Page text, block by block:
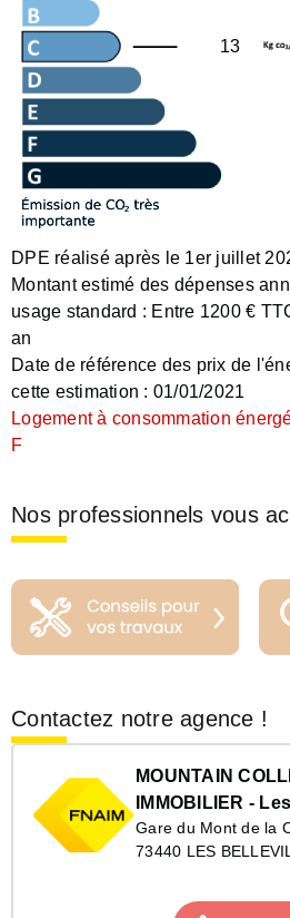
13
DPE réalisé après le 1er juillet
Montant estimé des dépenses
usage standard : Entre 1200 €
an
Date de référence des prix de
cette estimation : 01/01/2021
Logement à consommation
F
Nos professionnels vous
Contactez notre agence !
MOUNTAIN
IMMOBILIER -
Gare du Mont de la
73440 LES